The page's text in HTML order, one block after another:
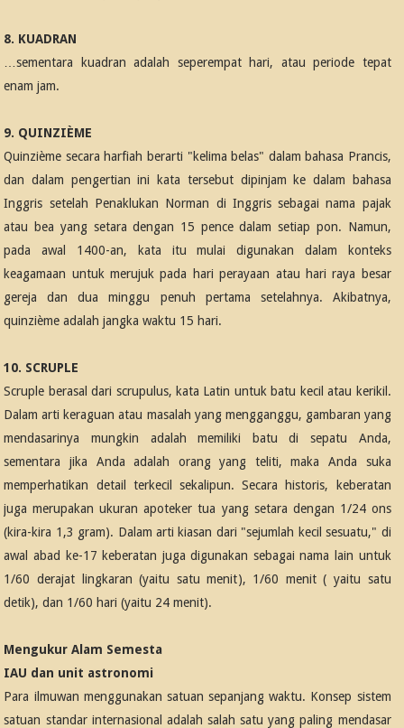
8. KUADRAN
…sementara kuadran adalah seperempat hari, atau periode tepat
enam jam.
9. QUINZIÈME
Quinzième secara harfiah berarti "kelima belas" dalam bahasa Prancis,
dan dalam pengertian ini kata tersebut dipinjam ke dalam bahasa
Inggris setelah Penaklukan Norman di Inggris sebagai nama pajak
atau bea yang setara dengan 15 pence dalam setiap pon. Namun,
pada awal 1400-an, kata itu mulai digunakan dalam konteks
keagamaan untuk merujuk pada hari perayaan atau hari raya besar
gereja dan dua minggu penuh pertama setelahnya. Akibatnya,
quinzième adalah jangka waktu 15 hari.
10. SCRUPLE
Scruple berasal dari scrupulus, kata Latin untuk batu kecil atau kerikil.
Dalam arti keraguan atau masalah yang mengganggu, gambaran yang
mendasarinya mungkin adalah memiliki batu di sepatu Anda,
sementara jika Anda adalah orang yang teliti, maka Anda suka
memperhatikan detail terkecil sekalipun. Secara historis, keberatan
juga merupakan ukuran apoteker tua yang setara dengan 1/24 ons
(kira-kira 1,3 gram). Dalam arti kiasan dari "sejumlah kecil sesuatu," di
awal abad ke-17 keberatan juga digunakan sebagai nama lain untuk
1/60 derajat lingkaran (yaitu satu menit), 1/60 menit ( yaitu satu
detik), dan 1/60 hari (yaitu 24 menit).
Mengukur Alam Semesta
IAU dan unit astronomi
Para ilmuwan menggunakan satuan sepanjang waktu. Konsep sistem
satuan standar internasional adalah salah satu yang paling mendasar